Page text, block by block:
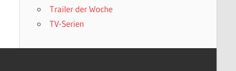
Trailer der Woche
TV-Serien